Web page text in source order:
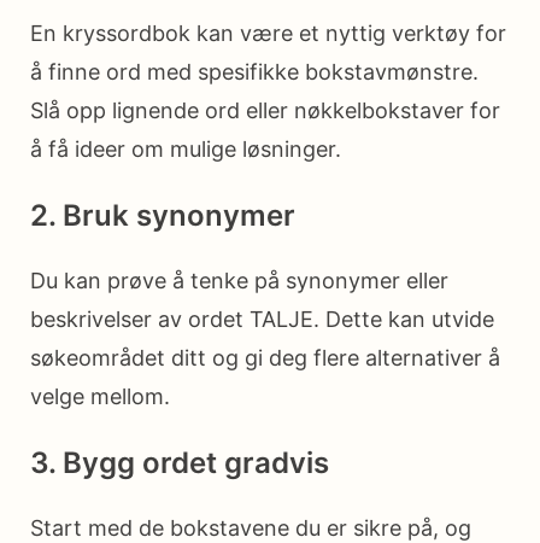
En kryssordbok kan være et nyttig verktøy for
å finne ord med spesifikke bokstavmønstre.
Slå opp lignende ord eller nøkkelbokstaver for
å få ideer om mulige løsninger.
2. Bruk synonymer
Du kan prøve å tenke på synonymer eller
beskrivelser av ordet TALJE. Dette kan utvide
søkeområdet ditt og gi deg flere alternativer å
velge mellom.
3. Bygg ordet gradvis
Start med de bokstavene du er sikre på, og